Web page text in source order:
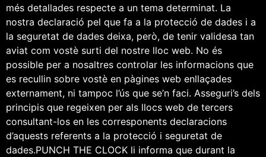
més detallades respecte a un tema determinat. La
nostra declaració pel que fa a la protecció de dades i a
la seguretat de dades deixa, però, de tenir validesa tan
aviat com vostè surti del nostre lloc web. No és
possible per a nosaltres controlar les informacions que
es recullin sobre vostè en pàgines web enllaçades
externament, ni tampoc l’ús que se’n faci. Asseguri’s dels
principis que regeixen per als llocs web de tercers
consultant-los en les corresponents declaracions
d’aquests referents a la protecció i seguretat de
dades.PUNCH THE CLOCK li informa que durant la